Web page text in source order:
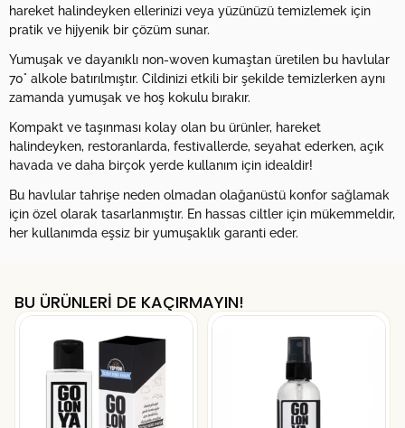
hareket halindeyken ellerinizi veya yüzünüzü temizlemek için
pratik ve hijyenik bir çözüm sunar.
Yumuşak ve dayanıklı non-woven kumaştan üretilen bu havlular
70° alkole batırılmıştır. Cildinizi etkili bir şekilde temizlerken aynı
zamanda yumuşak ve hoş kokulu bırakır.
Kompakt ve taşınması kolay olan bu ürünler, hareket
halindeyken, restoranlarda, festivallerde, seyahat ederken, açık
havada ve daha birçok yerde kullanım için idealdir!
Bu havlular tahrişe neden olmadan olağanüstü konfor sağlamak
için özel olarak tasarlanmıştır. En hassas ciltler için mükemmeldir,
her kullanımda eşsiz bir yumuşaklık garanti eder.
BU ÜRÜNLERİ DE KAÇIRMAYIN!